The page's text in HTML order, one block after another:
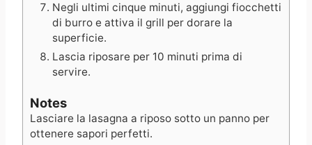
Negli ultimi cinque minuti, aggiungi fiocchetti
di burro e attiva il grill per dorare la
superficie.
Lascia riposare per 10 minuti prima di
servire.
Notes
Lasciare la lasagna a riposo sotto un panno per
ottenere sapori perfetti.